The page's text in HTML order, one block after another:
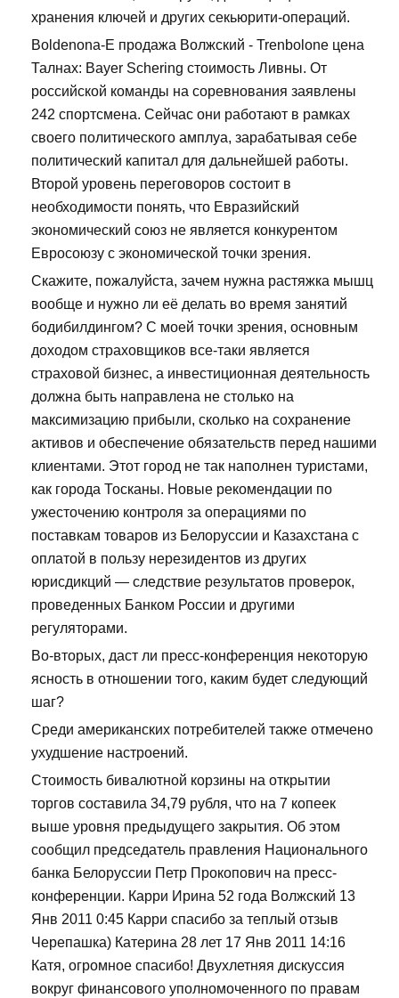
хранения ключей и других секьюрити-операций.
Boldenona-E продажа Волжский - Trenbolone цена
Талнах: Bayer Schering стоимость Ливны. От
российской команды на соревнования заявлены
242 спортсмена. Сейчас они работают в рамках
своего политического амплуа, зарабатывая себе
политический капитал для дальнейшей работы.
Второй уровень переговоров состоит в
необходимости понять, что Евразийский
экономический союз не является конкурентом
Евросоюзу с экономической точки зрения.
Скажите, пожалуйста, зачем нужна растяжка мышц
вообще и нужно ли её делать во время занятий
бодибилдингом? С моей точки зрения, основным
доходом страховщиков все-таки является
страховой бизнес, а инвестиционная деятельность
должна быть направлена не столько на
максимизацию прибыли, сколько на сохранение
активов и обеспечение обязательств перед нашими
клиентами. Этот город не так наполнен туристами,
как города Тосканы. Новые рекомендации по
ужесточению контроля за операциями по
поставкам товаров из Белоруссии и Казахстана с
оплатой в пользу нерезидентов из других
юрисдикций — следствие результатов проверок,
проведенных Банком России и другими
регуляторами.
Во-вторых, даст ли пресс-конференция некоторую
ясность в отношении того, каким будет следующий
шаг?
Среди американских потребителей также отмечено
ухудшение настроений.
Стоимость бивалютной корзины на открытии
торгов составила 34,79 рубля, что на 7 копеек
выше уровня предыдущего закрытия. Об этом
сообщил председатель правления Национального
банка Белоруссии Петр Прокопович на пресс-
конференции. Карри Ирина 52 года Волжский 13
Янв 2011 0:45 Карри спасибо за теплый отзыв
Черепашка) Катерина 28 лет 17 Янв 2011 14:16
Катя, огромное спасибо! Двухлетняя дискуссия
вокруг финансового уполномоченного по правам